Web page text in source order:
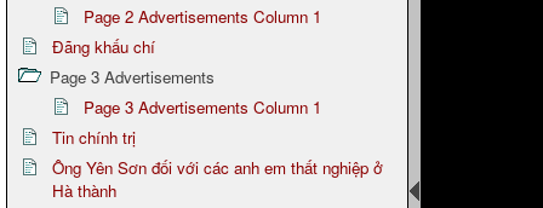
Page 2 Advertisements Column 1
Đãng khấu chí
Page 3 Advertisements
Page 3 Advertisements Column 1
Tin chính trị
Ông Yên Sơn đối với các anh em thất nghiệp ở
Hà thành